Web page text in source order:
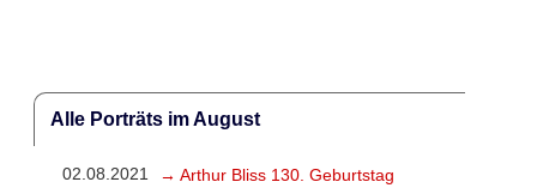
Alle Porträts im August
02.08.2021
→ Arthur Bliss 130. Geburtstag